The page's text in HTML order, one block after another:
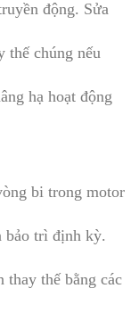
động. Sửa
thế chúng nếu
hạ hoạt động
bi trong motor
bảo trì định kỳ.
thay thế bằng các